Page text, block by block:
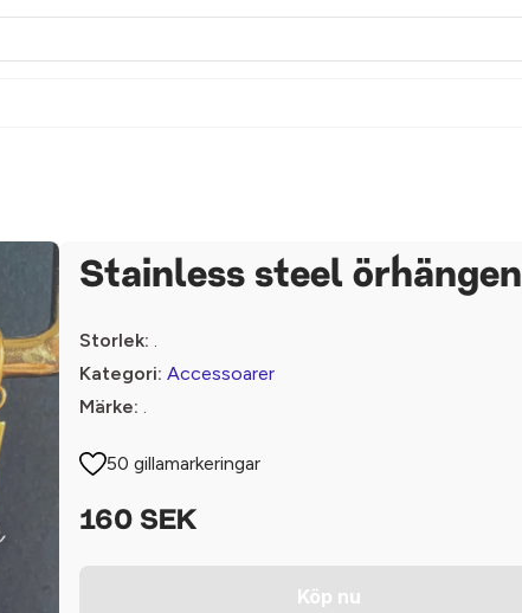
Stainless steel örhängen
Storlek: .
Kategori: Accessoarer
Märke: .
50 gillamarkeringar
160 SEK
Köp nu